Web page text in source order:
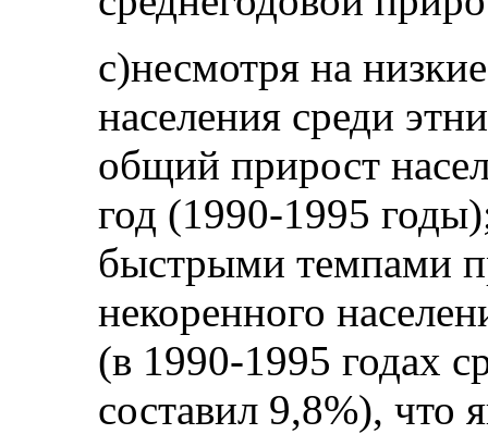
с)несмотря на
населения среди
общий прирост
год (1990‑1995
быстрыми темпами
некоренного
(в 1990‑1995 годах
составил 9,8%), что